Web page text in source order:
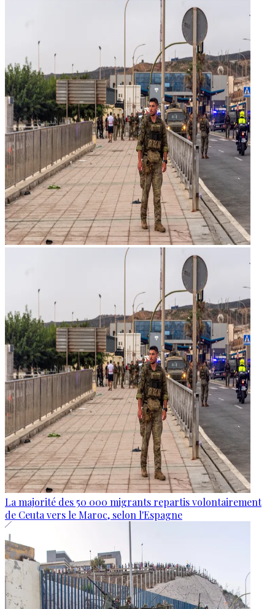
La majorité des 50 000 migrants repartis volontairement
de Ceuta vers le Maroc, selon l'Espagne